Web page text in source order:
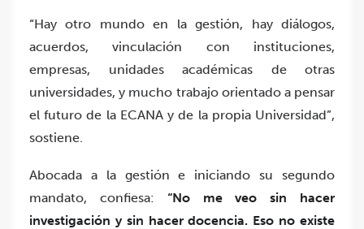
“Hay otro mundo en la gestión, hay diálogos,
acuerdos, vinculación con instituciones,
empresas, unidades académicas de otras
universidades, y mucho trabajo orientado a pensar
el futuro de la ECANA y de la propia Universidad”,
sostiene.
Abocada a la gestión e iniciando su segundo
mandato, confiesa: “No me veo sin hacer
investigación y sin hacer docencia. Eso no existe